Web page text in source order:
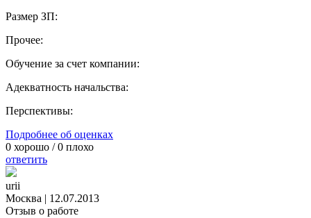
Размер ЗП:
Прочее:
Обучение за счет компании:
Адекватность начальства:
Перспективы:
Подробнее об оценках
0 хорошо /0 плохо
ответить
urii
Москва | 12.07.2013
Отзыв о работе